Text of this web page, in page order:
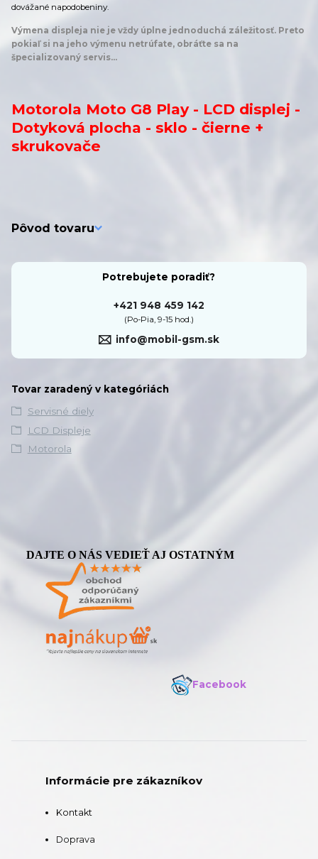
dovážané napodobeniny.
Výmena displeja nie je vždy úplne jednoduchá záležitosť. Preto
pokiaľ si na jeho výmenu netrúfate, obráťte sa na
špecializovaný servis...
Motorola Moto G8 Play - LCD displej -
Dotyková plocha - sklo - čierne +
skrukovače
Pôvod tovaru
Potrebujete poradiť?
+421 948 459 142
(Po-Pia, 9-15 hod.)
info@mobil-gsm.sk
Tovar zaradený v kategóriách
Servisné diely
LCD Displeje
Motorola
DAJTE O NÁS VEDIEŤ AJ OSTATNÝM
Facebook
Informácie pre zákazníkov
Kontakt
Doprava